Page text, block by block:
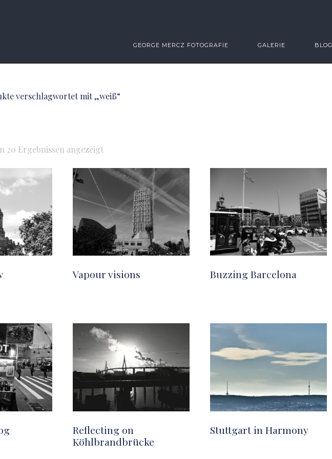
GEORGE MERCZ FOTOGRAFIE GALERIE BLOG
verschlagwortet mit „weiß“
20 Ergebnissen angezeigt
by
Vapour visions Buzzing Barcelona
Reflecting on
Köhlbrandbrücke
Stuttgart in Harmony